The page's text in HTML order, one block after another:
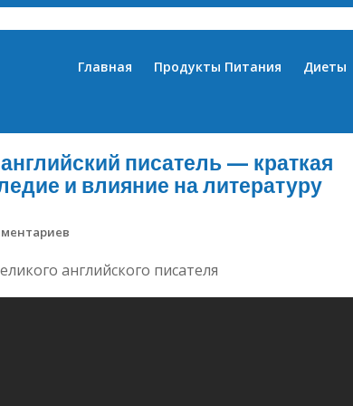
Главная Продукты Питания Диеты
писатель — краткая
и влияние на литературу